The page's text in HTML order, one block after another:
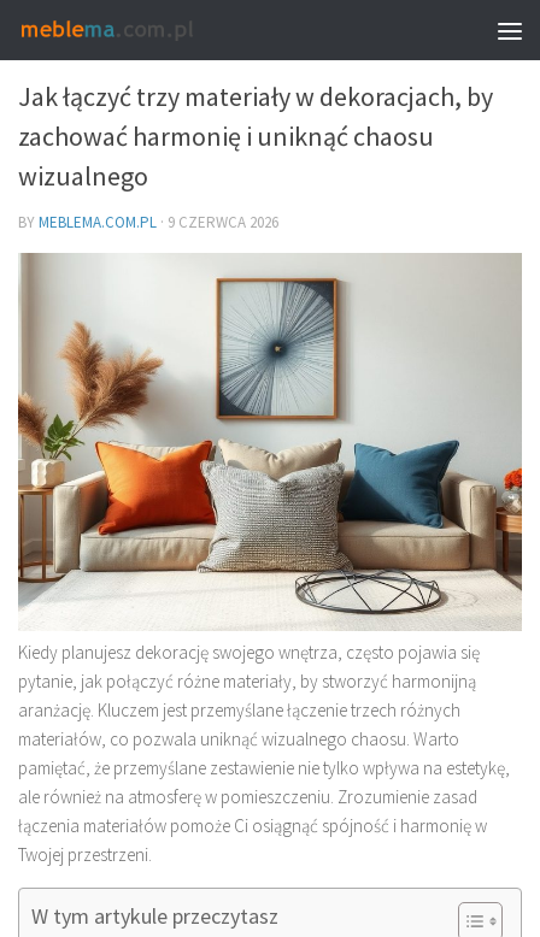
DEKORACJE I DODATKI – DOBÓR DO WNĘTRZA
Jak łączyć trzy materiały w dekoracjach, by
zachować harmonię i uniknąć chaosu
wizualnego
BYMEBLEMA.COM.PL · 9 CZERWCA 2026
Kiedy planujesz dekorację swojego wnętrza, często pojawia się
pytanie, jak połączyć różne materiały, by stworzyć harmonijną
aranżację. Kluczem jest przemyślane łączenie trzech różnych
materiałów, co pozwala uniknąć wizualnego chaosu. Warto
pamiętać, że przemyślane zestawienie nie tylko wpływa na estetykę,
ale również na atmosferę w pomieszczeniu. Zrozumienie zasad
łączenia materiałów pomoże Ci osiągnąć spójność i harmonię w
Twojej przestrzeni.
W tym artykule przeczytasz